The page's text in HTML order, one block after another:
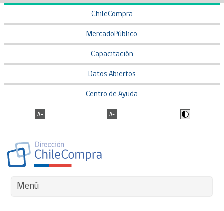
ChileCompra
MercadoPúblico
Capacitación
Datos Abiertos
Centro de Ayuda
Menú